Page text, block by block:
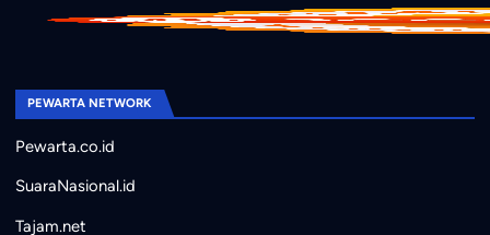
PEWARTA NETWORK
Pewarta.co.id
SuaraNasional.id
Tajam.net